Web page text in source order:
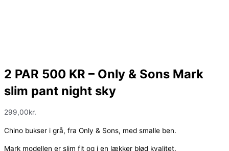
2 PAR 500 KR – Only & Sons Mark
slim pant night sky
299,00kr.
Chino bukser i grå, fra Only & Sons, med smalle ben.
Mark modellen er slim fit og i en lækker blød kvalitet.